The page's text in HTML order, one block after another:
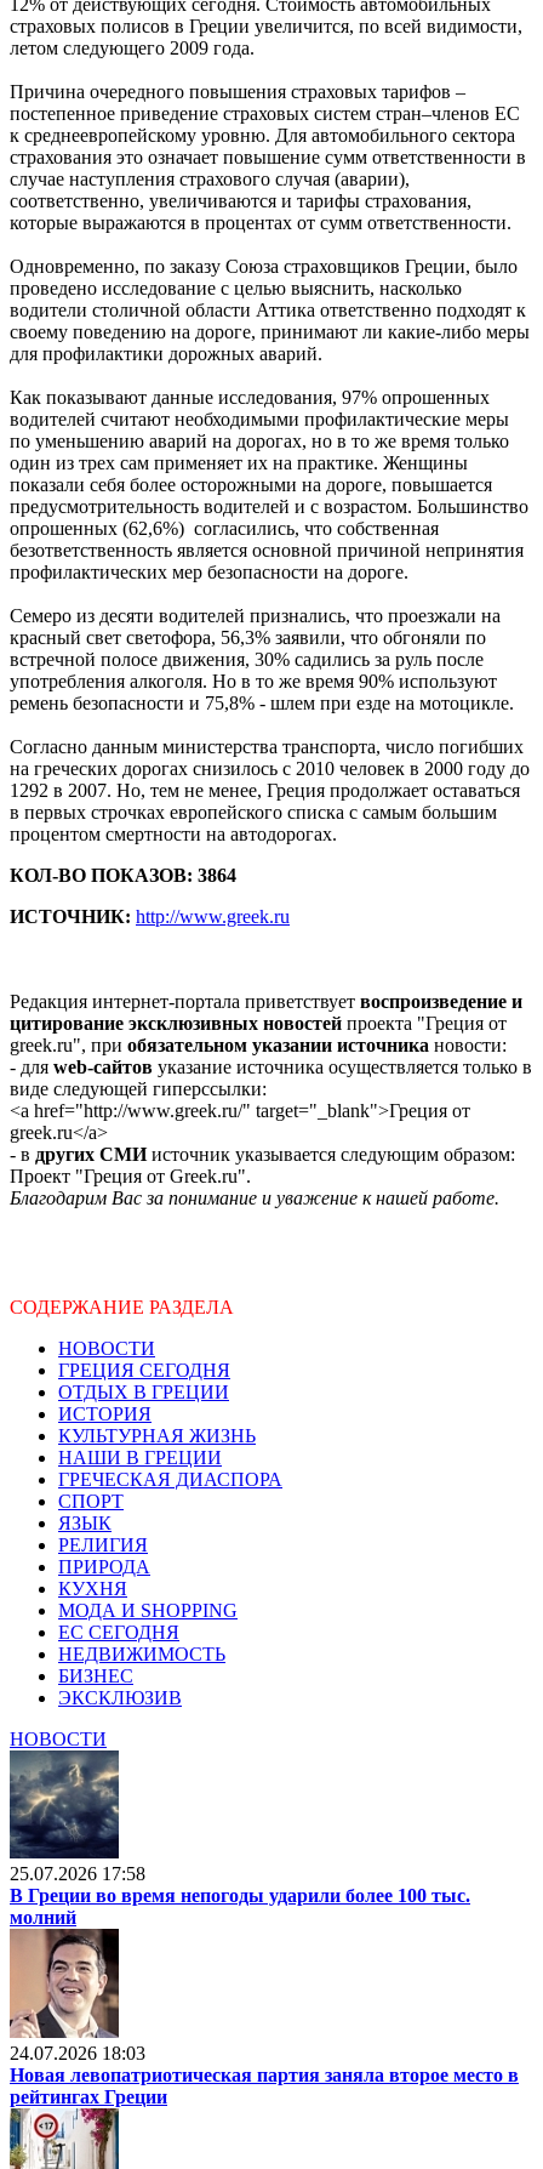
12% от действующих сегодня. Стоимость автомобильных
страховых полисов в Греции увеличится, по всей видимости,
летом следующего 2009 года.
Причина очередного повышения страховых тарифов –
постепенное приведение страховых систем стран–членов ЕС
к среднеевропейскому уровню. Для автомобильного сектора
страхования это означает повышение сумм ответственности в
случае наступления страхового случая (аварии),
соответственно, увеличиваются и тарифы страхования,
которые выражаются в процентах от сумм ответственности.
Одновременно, по заказу Союза страховщиков Греции, было
проведено исследование с целью выяснить, насколько
водители столичной области Аттика ответственно подходят к
своему поведению на дороге, принимают ли какие-либо меры
для профилактики дорожных аварий.
Как показывают данные исследования, 97% опрошенных
водителей считают необходимыми профилактические меры
по уменьшению аварий на дорогах, но в то же время только
один из трех сам применяет их на практике. Женщины
показали себя более осторожными на дороге, повышается
предусмотрительность водителей и с возрастом. Большинство
опрошенных (62,6%) согласились, что собственная
безответственность является основной причиной непринятия
профилактических мер безопасности на дороге.
Семеро из десяти водителей признались, что проезжали на
красный свет светофора, 56,3% заявили, что обгоняли по
встречной полосе движения, 30% садились за руль после
употребления алкоголя. Но в то же время 90% используют
ремень безопасности и 75,8% - шлем при езде на мотоцикле.
Согласно данным министерства транспорта, число погибших
на греческих дорогах снизилось с 2010 человек в 2000 году до
1292 в 2007. Но, тем не менее, Греция продолжает оставаться
в первых строчках европейского списка с самым большим
процентом смертности на автодорогах.
КОЛ-ВО ПОКАЗОВ: 3864
ИСТОЧНИК: http://www.greek.ru
Редакция интернет-портала приветствует воспроизведение и
цитирование эксклюзивных новостей проекта "Греция от
greek.ru", при обязательном указании источника новости:
- для web-сайтов указание источника осуществляется только в
виде следующей гиперссылки:
<a href="http://www.greek.ru/" target="_blank">Греция от
greek.ru</a>
- в других СМИисточник указывается следующим образом:
Проект "Греция от Greek.ru".
Благодарим Вас за понимание и уважение к нашей работе.
СОДЕРЖАНИЕ РАЗДЕЛА
НОВОСТИ
ГРЕЦИЯ СЕГОДНЯ
ОТДЫХ В ГРЕЦИИ
ИСТОРИЯ
КУЛЬТУРНАЯ ЖИЗНЬ
НАШИ В ГРЕЦИИ
ГРЕЧЕСКАЯ ДИАСПОРА
СПОРТ
ЯЗЫК
РЕЛИГИЯ
ПРИРОДА
КУХНЯ
МОДА И SHOPPING
ЕС СЕГОДНЯ
НЕДВИЖИМОСТЬ
БИЗНЕС
ЭКСКЛЮЗИВ
НОВОСТИ
25.07.2026 17:58
В Греции во время непогоды ударили более 100 тыс.
молний
24.07.2026 18:03
Новая левопатриотическая партия заняла второе место в
рейтингах Греции